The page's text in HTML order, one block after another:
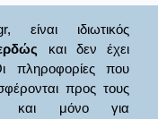
ιδιωτικός
και δεν έχει
πληροφορίες που
προς τους
και μόνο για